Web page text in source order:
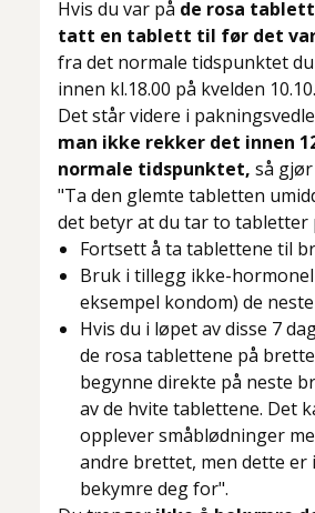
Hvis du var på de rosa
tatt en tablett til før det
fra det normale tidspunktet
innen kl.18.00 på kvelden
Det står videre i
man ikke rekker det innen
normale tidspunktet, så
"Ta den glemte tabletten
det betyr at du tar to tabletter
Fortsett å ta tablettene til
Bruk i tillegg ikke-
eksempel kondom) de
Hvis du i løpet av disse 7
de rosa tablettene på
begynne direkte på neste
av de hvite tablettene. Det
opplever småblødninger
andre brettet, men dette er
bekymre deg for".